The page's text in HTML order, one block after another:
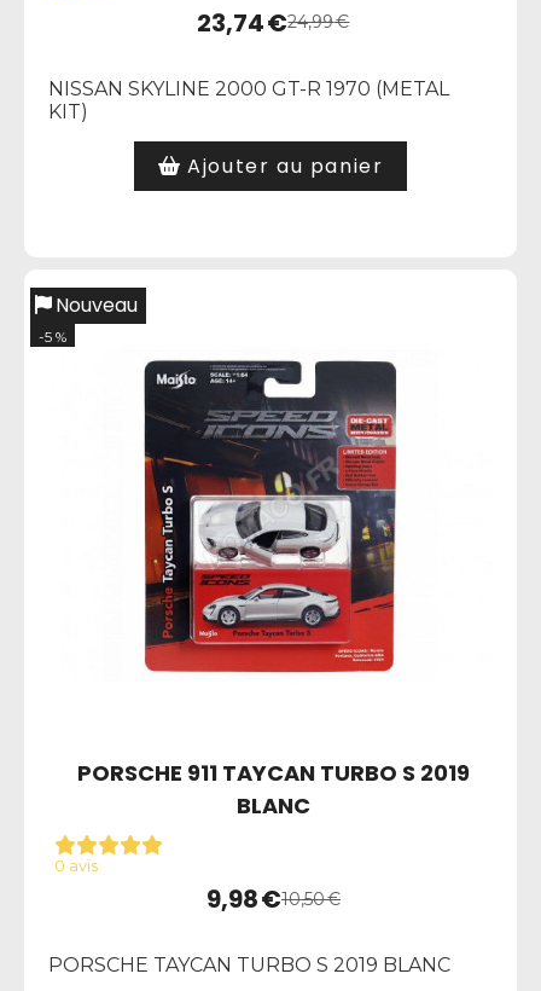
23,74€24,99€
NISSAN SKYLINE 2000 GT-R 1970 (METAL
KIT)
Ajouter au panier
Nouveau
-5 %
PORSCHE 911 TAYCAN TURBO S 2019
BLANC
0 avis
9,98€10,50€
PORSCHE TAYCAN TURBO S 2019 BLANC